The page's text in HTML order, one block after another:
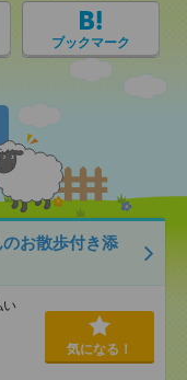
ブックマーク
のお散歩付き添
い
気になる！